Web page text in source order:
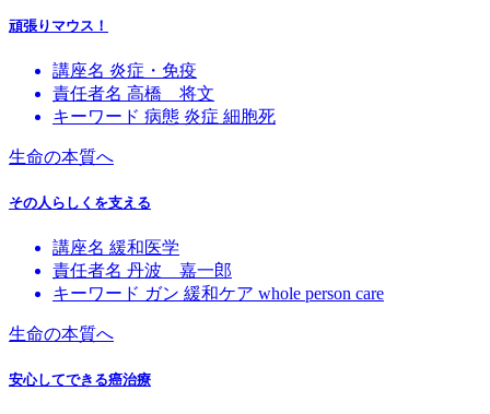
頑張りマウス！
講座名 炎症・免疫
責任者名 高橋 将文
キーワード 病態 炎症 細胞死
生命の本質へ
その人らしくを支える
講座名 緩和医学
責任者名 丹波 嘉一郎
キーワード ガン 緩和ケア whole person care
生命の本質へ
安心してできる癌治療